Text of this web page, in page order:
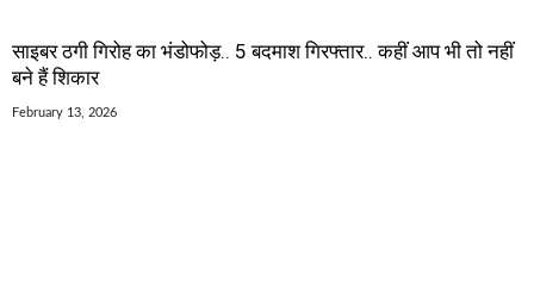
साइबर ठगी गिरोह का भंडोफोड़.. 5 बदमाश गिरफ्तार.. कहीं आप भी तो नहीं
बने हैं शिकार
February 13, 2026